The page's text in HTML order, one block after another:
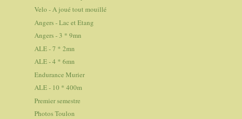
Velo - A joué tout mouillé
Angers - Lac et Etang
Angers - 3 * 9mn
ALE - 7 * 2mn
ALE - 4 * 6mn
Endurance Murier
ALE - 10 * 400m
Premier semestre
Photos Toulon